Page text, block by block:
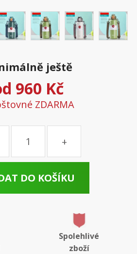
ještě
960 Kč
ZDARMA
DO KOŠÍKU
Spolehlivé
zboží